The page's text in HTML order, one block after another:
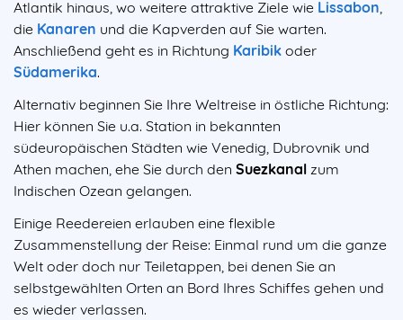
Atlantik hinaus, wo weitere attraktive Ziele wie Lissabon,
die Kanaren und die Kapverden auf Sie warten.
Anschließend geht es in Richtung Karibik oder
Südamerika.
Alternativ beginnen Sie Ihre Weltreise in östliche Richtung:
Hier können Sie u.a. Station in bekannten
südeuropäischen Städten wie Venedig, Dubrovnik und
Athen machen, ehe Sie durch den Suezkanal zum
Indischen Ozean gelangen.
Einige Reedereien erlauben eine flexible
Zusammenstellung der Reise: Einmal rund um die ganze
Welt oder doch nur Teiletappen, bei denen Sie an
selbstgewählten Orten an Bord Ihres Schiffes gehen und
es wieder verlassen.